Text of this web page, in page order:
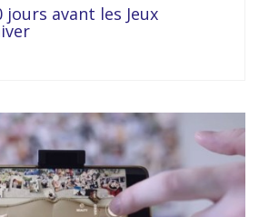
jours avant les Jeux